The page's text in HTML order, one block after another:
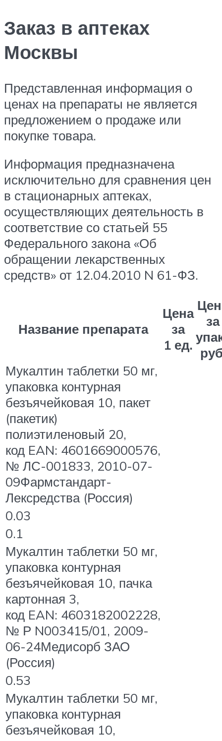
Заказ в аптеках
Москвы
Представленная информация о
ценах на препараты не является
предложением о продаже или
покупке товара.
Информация предназначена
исключительно для сравнения цен
в стационарных аптеках,
осуществляющих деятельность в
соответствие со статьей 55
Федерального закона «Об
обращении лекарственных
средств» от 12.04.2010 N 61-ФЗ.
Название препарата
Цена
за
1 ед.
за
Мукалтин таблетки 50 мг,
упаковка контурная
безъячейковая 10, пакет
(пакетик)
полиэтиленовый 20,
код EAN: 4601669000576,
№ ЛС-001833, 2010-07-
09Фармстандарт-
Лексредства (Россия)
0.03
0.1
Мукалтин таблетки 50 мг,
упаковка контурная
безъячейковая 10, пачка
картонная 3,
код EAN: 4603182002228,
№ Р N003415/01, 2009-
06-24Медисорб ЗАО
(Россия)
0.53
Мукалтин таблетки 50 мг,
упаковка контурная
безъячейковая 10,